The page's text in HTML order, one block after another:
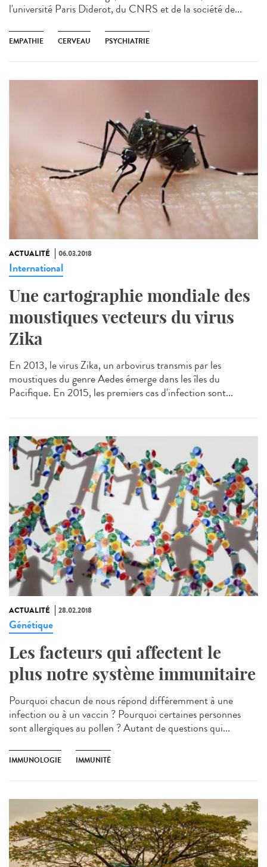
l'université Paris Diderot, du CNRS et de la société de...
EMPATHIE CERVEAU PSYCHIATRIE
ACTUALITÉ 06.03.2018
International
Une cartographie mondiale des
moustiques vecteurs du virus
Zika
En 2013, le virus Zika, un arbovirus transmis par les
moustiques du genre Aedes émerge dans les îles du
Pacifique. En 2015, les premiers cas d'infection sont...
ACTUALITÉ 28.02.2018
Génétique
Les facteurs qui affectent le
plus notre système immunitaire
Pourquoi chacun de nous répond différemment à une
infection ou à un vaccin ? Pourquoi certaines personnes
sont allergiques au pollen ? Autant de questions qui...
IMMUNOLOGIE IMMUNITÉ